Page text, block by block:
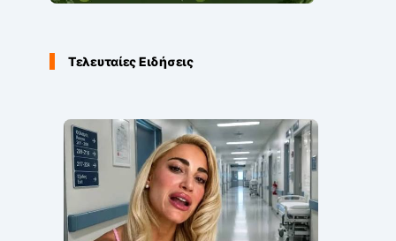
Τελευταίες Ειδήσεις